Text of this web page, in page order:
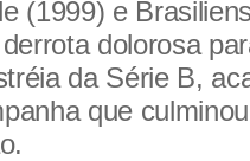
(1999) e
dolorosa
da Série B,
que